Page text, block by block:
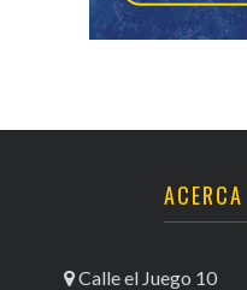
Calle el Juego 10